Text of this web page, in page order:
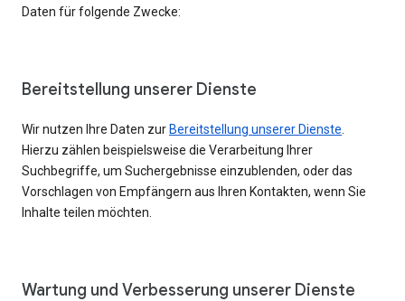
Daten für folgende Zwecke:
Bereitstellung unserer Dienste
Wir nutzen Ihre Daten zur Bereitstellung unserer Dienste
Hierzu zählen beispielsweise die Verarbeitung Ihrer
Suchbegriffe, um Suchergebnisse einzublenden, oder das
Vorschlagen von Empfängern aus Ihren Kontakten, wenn Sie
Inhalte teilen möchten.
Wartung und Verbesserung unserer Dienste